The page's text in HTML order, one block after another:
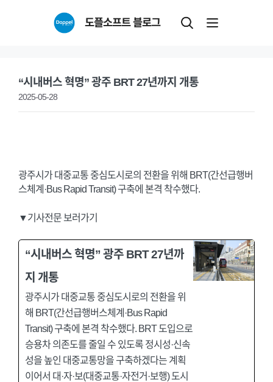
도플소프트 블로그
“시내버스 혁명” 광주 BRT 27년까지 개통
2025-05-28
광주시가 대중교통 중심도시로의 전환을 위해 BRT(간선급행버
스체계·Bus Rapid Transit) 구축에 본격 착수했다.
▼기사전문 보러가기
“시내버스 혁명” 광주 BRT 27년까
지 개통
광주시가 대중교통 중심도시로의 전환을 위
해 BRT(간선급행버스체계·Bus Rapid
Transit) 구축에 본격 착수했다. BRT 도입으로
승용차 의존도를 줄일 수 있도록 정시성·신속
성을 높인 대중교통망을 구축하겠다는 계획
이어서 대·자·보(대중교통·자전거·보행) 도시